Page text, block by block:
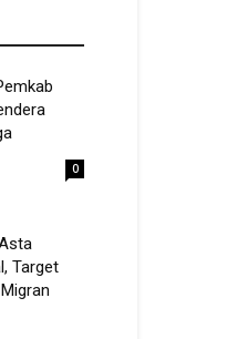
0
Target